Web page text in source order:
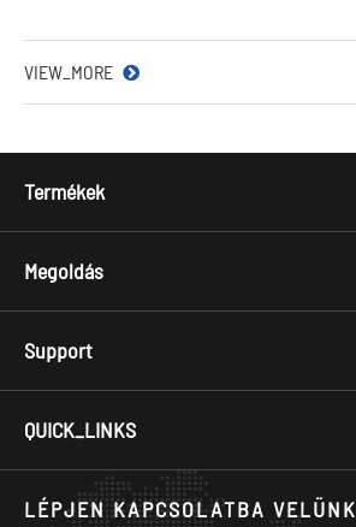
VIEW_MORE
Termékek
Megoldás
Support
QUICK_LINKS
LÉPJEN KAPCSOLATBA VELÜNK